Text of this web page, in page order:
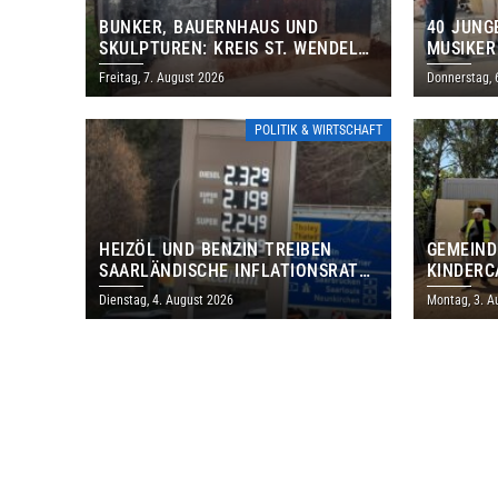
BUNKER, BAUERNHAUS UND
SKULPTUREN: KREIS ST. WENDEL
LÄDT ZUM TAG DES OFFENEN
DENKMALS EIN
Freitag, 7. August 2026
40
THOLEY
Donnerstag,
POLITIK & WIRTSCHAFT
HEIZÖL UND BENZIN TREIBEN
SAARLÄNDISCHE INFLATIONSRATE
IM JULI AUF 3,2 PROZENT
Dienstag, 4. August 2026 Montag, 3.